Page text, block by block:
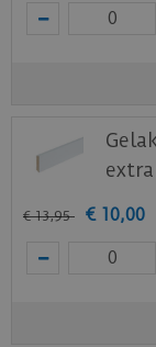
Download
Ambiant
Staal
Benieuwd
nieuwe of
€ 13,95 € 10,00